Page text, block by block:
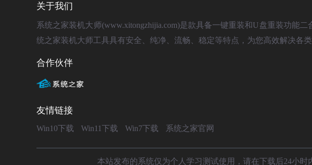
关于我们
系统之家装机大师(www.xitongzhijia.com)是款具备一键重装和U盘重装功能
统之家装机大师工具具有安全、纯净、流畅、稳定等特点，为您高效解决各
合作伙伴
友情链接
Win10下载 Win11下载 Win7下载 系统之家官网
本站发布的系统仅为个人学习测试使用，请在下载后24小